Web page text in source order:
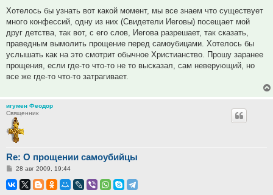
Хотелось бы узнать вот какой момент, мы все знаем что существует
много конфессий, одну из них (Свидетели Иеговы) посещает мой
друг детства, так вот, с его слов, Иегова разрешает, так сказать,
праведным вымолить прощение перед самоубицами. Хотелось бы
услышать как на это смотрит обычное Христианство. Прошу заранее
прощения, если где-то что-то не то высказал, сам неверующий, но
все же где-то что-то затрагивает.
игумен Феодор
Священник
Re: О прощении самоубийцы
Сообщение
28 авг 2009, 19:44